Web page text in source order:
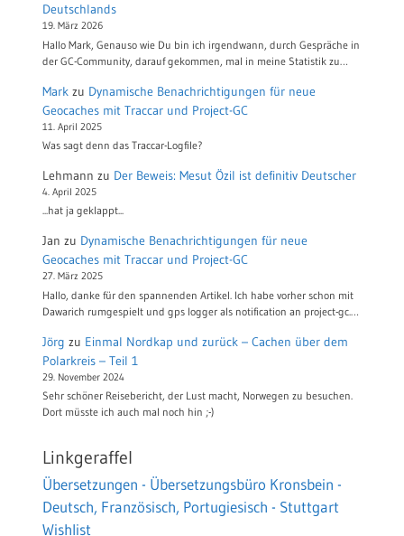
Deutschlands
19. März 2026
Hallo Mark, Genauso wie Du bin ich irgendwann, durch Gespräche in
der GC-Community, darauf gekommen, mal in meine Statistik zu…
Mark zu Dynamische Benachrichtigungen für neue
Geocaches mit Traccar und Project-GC
11. April 2025
Was sagt denn das Traccar-Logfile?
Lehmann zu Der Beweis: Mesut Özil ist definitiv Deutscher
4. April 2025
...hat ja geklappt...
Jan zu Dynamische Benachrichtigungen für neue
Geocaches mit Traccar und Project-GC
27. März 2025
Hallo, danke für den spannenden Artikel. Ich habe vorher schon mit
Dawarich rumgespielt und gps logger als notification an project-gc.…
Jörg zu Einmal Nordkap und zurück – Cachen über dem
Polarkreis – Teil 1
29. November 2024
Sehr schöner Reisebericht, der Lust macht, Norwegen zu besuchen.
Dort müsste ich auch mal noch hin ;-)
Linkgeraffel
Übersetzungen - Übersetzungsbüro Kronsbein -
Deutsch, Französisch, Portugiesisch - Stuttgart
Wishlist